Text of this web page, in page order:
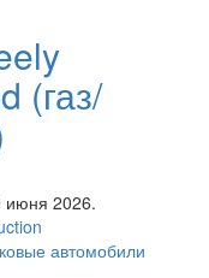
(газ/
июня 2026.
автомобили